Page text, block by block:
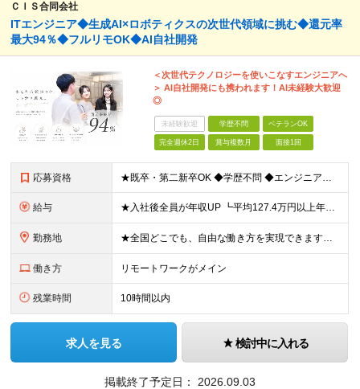
ＣＩＳ合同会社
ITエンジニア◆生成AI×ロボティクスの次世代領域に挑む◆還元率
最大94％◆フルリモOK◆AI自社開発
＜次世代テクノロジーを使いこなすエンジニアへ
＞ AI自社開発にも携われます！AI未経験大歓迎
◎
未経験歓迎 学歴不問 ベテランOK
完全週休2日 賞与複数月 面接1回
応募資格 ★既卒・第二新卒OK ◆学歴不問 ◆エンジニアとしての何かしらの実務経験が1年以上ある方 ※AI未経験者大歓迎 ★意欲重視の採用です！ 「経歴に自信がない」という方も、"今後挑戦したいこと""スキル
給与 ★入社後全員が年収UP ┗平均127.4万円以上年収UP！ ┗最大390万円UPの実績もあり 月給35万円～100万円＋決算賞与＋各種手当 【 給与イメージ 】 ■経験1年以上…月給35万円～＋決
勤務地 ★全国どこでも、自由な働き方を実現できます！ 全国のプロジェクト先やフルリモート環境での勤務も可能です。 ＼自由度の高い働き方、叶えます／ □フルリモートで働きたい □ハイブリットに働きたい □家庭
働き方 リモートワークがメイン
残業時間 10時間以内
求人を見る 検討中に入れる
掲載終了予定日： 2026.09.03